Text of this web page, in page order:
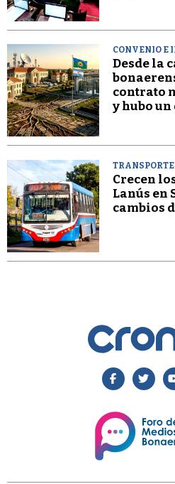
CONVENIO E
Desde la
contrato
y hubo
Crecen
Lanús en
cambios